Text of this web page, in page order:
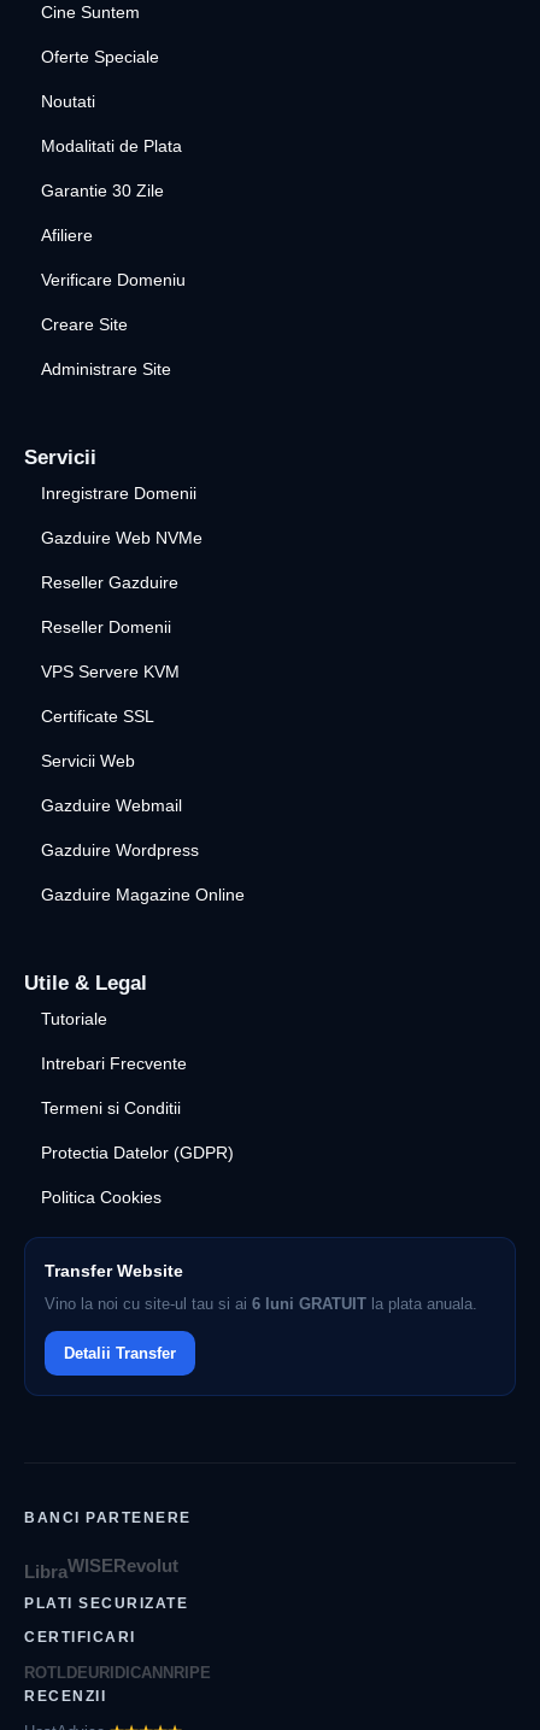
Cine Suntem
Oferte Speciale
Noutati
Modalitati de Plata
Garantie 30 Zile
Afiliere
Verificare Domeniu
Creare Site
Administrare Site
Servicii
Inregistrare Domenii
Gazduire Web NVMe
Reseller Gazduire
Reseller Domenii
VPS Servere KVM
Certificate SSL
Servicii Web
Gazduire Webmail
Gazduire Wordpress
Gazduire Magazine Online
Utile & Legal
Tutoriale
Intrebari Frecvente
Termeni si Conditii
Protectia Datelor (GDPR)
Politica Cookies
Transfer Website
Vino la noi cu site-ul tau si ai 6 luni GRATUIT la plata anuala.
Detalii Transfer
BANCI PARTENERE
LibraWISERevolut
PLATI SECURIZATE
CERTIFICARI
ROTLDEURIDICANNRIPE
RECENZII